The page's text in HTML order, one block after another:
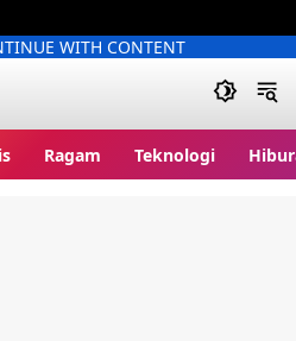
WITH CONTENT
Ragam Teknologi